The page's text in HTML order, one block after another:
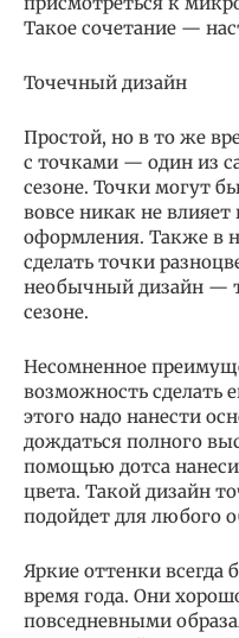
Такое сочетание —
Точечный дизайн
Простой, но в то же
с точками — один из
сезоне. Точки могут
вовсе никак не
оформления. Также в
сделать точки
необычный дизайн —
сезоне.
Несомненное
возможность сделать
этого надо нанести
дождаться полного
помощью дотса
цвета. Такой дизайн
подойдет для любого
Яркие оттенки всегда
время года. Они
повседневными